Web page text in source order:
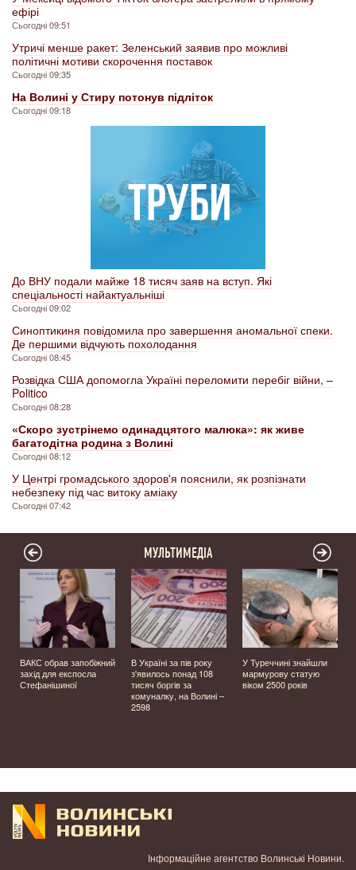
ефірі
Сьогодні 09:51
Утричі менше ракет: Зеленський заявив про можливі
політичні мотиви скорочення поставок
Сьогодні 09:35
На Волині у Стиру потонув підліток
Сьогодні 09:18
До ВНУ подали майже 18 тисяч заяв на вступ. Які
спеціальності найактуальніші
Сьогодні 09:02
Синоптикиня повідомила про завершення аномальної спеки.
Де першими відчують похолодання
Сьогодні 08:45
Розвідка США допомогла Україні переломити перебіг війни, –
Politico
Сьогодні 08:28
«Скоро зустрінемо одинадцятого малюка»: як живе
багатодітна родина з Волині
Сьогодні 08:12
У Центрі громадського здоров'я пояснили, як розпізнати
небезпеку під час витоку аміаку
Сьогодні 07:42
МУЛЬТИМЕДІА
ВАКС обрав запобіжний
захід для експосла
Стефанішиної
В Україні за пів року
з'явилось понад 108
тисяч боргів за
комуналку, на Волині –
2598
У Туреччині знайшли
мармурову статую
віком 2500 років
Інформаційне агентство Волинські Новини.